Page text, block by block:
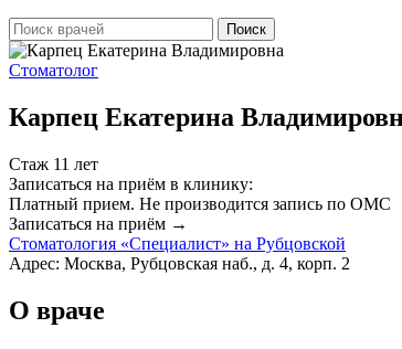
Стоматолог
Карпец Екатерина
Стаж 11 лет
Записаться на приём в клинику:
Платный прием. Не производится запись по ОМС
Записаться на приём →
Стоматология «Специалист» на Рубцовской
Адрес: Москва, Рубцовская наб., д. 4, корп. 2
О враче